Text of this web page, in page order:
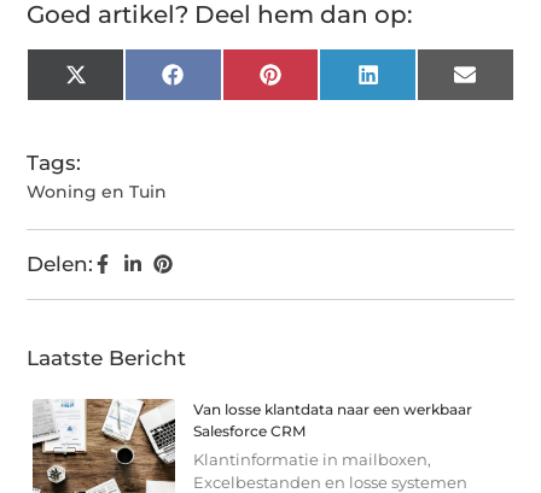
Goed artikel? Deel hem dan op:
X
(Twitter)
FacebookPinterest LinkedIn Email
Tags:
Woning en Tuin
Delen:
Laatste Bericht
Van losse klantdata naar een werkbaar
Salesforce CRM
Klantinformatie in mailboxen,
Excelbestanden en losse systemen